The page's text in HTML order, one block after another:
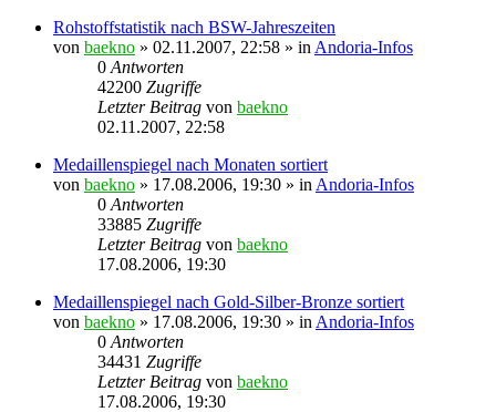
Rohstoffstatistik nach BSW-Jahreszeiten
von baekno » 02.11.2007, 22:58 » in Andoria-Infos
0 Antworten
42200 Zugriffe
Letzter Beitrag von baekno
02.11.2007, 22:58
Medaillenspiegel nach Monaten sortiert
von baekno » 17.08.2006, 19:30 » in Andoria-Infos
0 Antworten
33885 Zugriffe
Letzter Beitrag von baekno
17.08.2006, 19:30
Medaillenspiegel nach Gold-Silber-Bronze sortiert
von baekno » 17.08.2006, 19:30 » in Andoria-Infos
0 Antworten
34431 Zugriffe
Letzter Beitrag von baekno
17.08.2006, 19:30